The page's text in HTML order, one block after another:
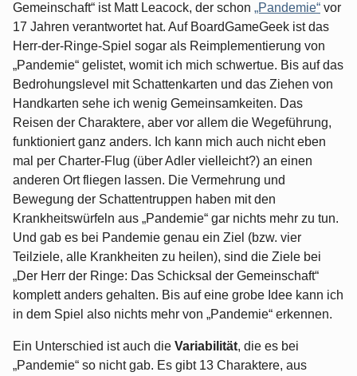
Gemeinschaft“ ist Matt Leacock, der schon „Pandemie“ vor
17 Jahren verantwortet hat. Auf BoardGameGeek ist das
Herr-der-Ringe-Spiel sogar als Reimplementierung von
„Pandemie“ gelistet, womit ich mich schwertue. Bis auf das
Bedrohungslevel mit Schattenkarten und das Ziehen von
Handkarten sehe ich wenig Gemeinsamkeiten. Das
Reisen der Charaktere, aber vor allem die Wegeführung,
funktioniert ganz anders. Ich kann mich auch nicht eben
mal per Charter-Flug (über Adler vielleicht?) an einen
anderen Ort fliegen lassen. Die Vermehrung und
Bewegung der Schattentruppen haben mit den
Krankheitswürfeln aus „Pandemie“ gar nichts mehr zu tun.
Und gab es bei Pandemie genau ein Ziel (bzw. vier
Teilziele, alle Krankheiten zu heilen), sind die Ziele bei
„Der Herr der Ringe: Das Schicksal der Gemeinschaft“
komplett anders gehalten. Bis auf eine grobe Idee kann ich
in dem Spiel also nichts mehr von „Pandemie“ erkennen.
Ein Unterschied ist auch die Variabilität, die es bei
„Pandemie“ so nicht gab. Es gibt 13 Charaktere, aus